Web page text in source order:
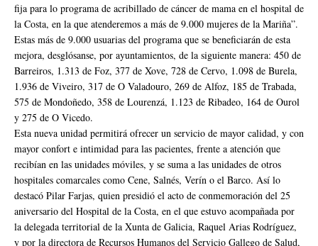
fija para lo programa de acribillado de cáncer de mama en el hospital de
la Costa, en la que atenderemos a más de 9.000 mujeres de la Mariña”.
Estas más de 9.000 usuarias del programa que se beneficiarán de esta
mejora, desglósanse, por ayuntamientos, de la siguiente manera: 450 de
Barreiros, 1.313 de Foz, 377 de Xove, 728 de Cervo, 1.098 de Burela,
1.936 de Viveiro, 317 de O Valadouro, 269 de Alfoz, 185 de Trabada,
575 de Mondoñedo, 358 de Lourenzá, 1.123 de Ribadeo, 164 de Ourol
y 275 de O Vicedo.
Esta nueva unidad permitirá ofrecer un servicio de mayor calidad, y con
mayor confort e intimidad para las pacientes, frente a atención que
recibían en las unidades móviles, y se suma a las unidades de otros
hospitales comarcales como Cene, Salnés, Verín o el Barco. Así lo
destacó Pilar Farjas, quien presidió el acto de conmemoración del 25
aniversario del Hospital de la Costa, en el que estuvo acompañada por
la delegada territorial de la Xunta de Galicia, Raquel Arias Rodríguez,
y por la directora de Recursos Humanos del Servicio Gallego de Salud,